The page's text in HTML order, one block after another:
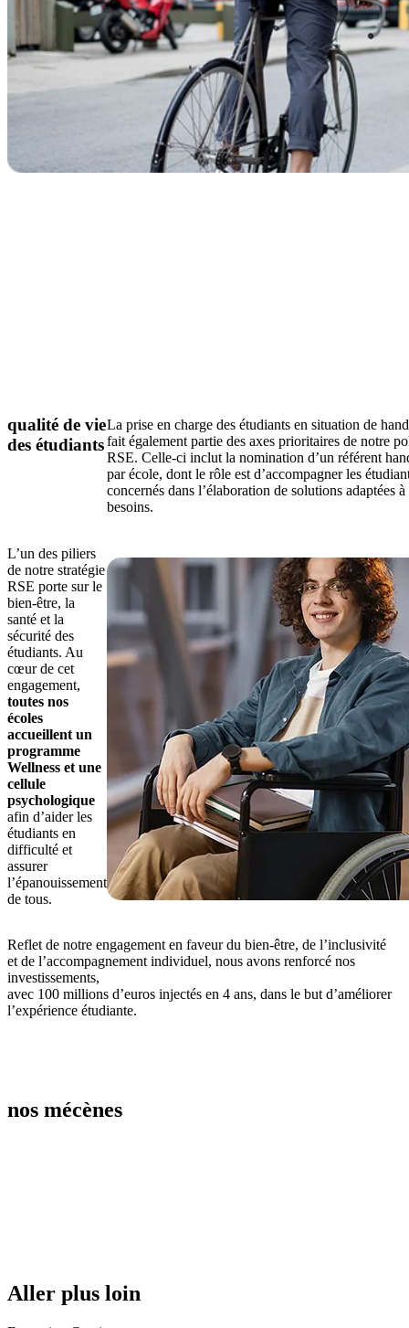
qualité de vie
des étudiants
L’un des piliers
de notre stratégie
RSE porte sur le
bien-être, la
santé et la
sécurité des
étudiants. Au
cœur de cet
engagement,
toutes nos
écoles
accueillent un
programme
Wellness et une
cellule
psychologique
afin d’aider les
étudiants en
difficulté et
assurer
l’épanouissement
de tous.
La prise en charge des étudiants en situation de
fait également partie des axes prioritaires de notre
RSE. Celle-ci inclut la nomination d’un référent
par école, dont le rôle est d’accompagner les
concernés dans l’élaboration de solutions adaptées à
besoins.
Reflet de notre engagement en faveur du bien-être, de l’inclusivité
et de l’accompagnement individuel, nous avons renforcé nos
investissements,
avec 100 millions d’euros injectés en 4 ans, dans le but d’améliorer
l’expérience étudiante.
nos mécènes
Aller plus loin